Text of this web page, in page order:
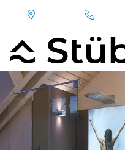
Direkt
zum
Inhalt